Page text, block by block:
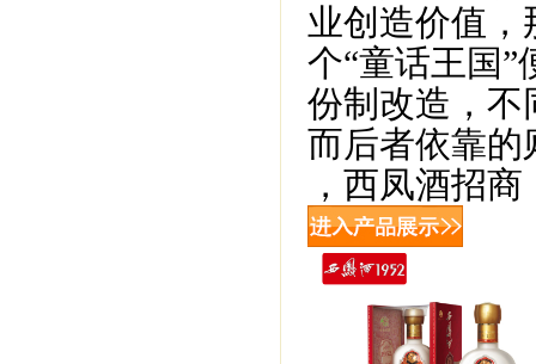
业创造价值，
个“童话王国
份制改造，不
而后者依靠的
，西凤酒招商